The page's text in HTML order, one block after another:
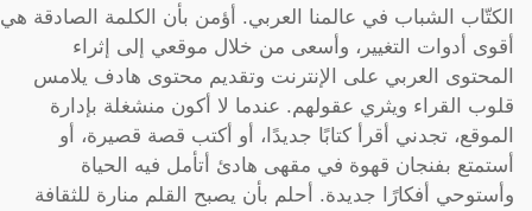
الكتّاب الشباب في عالمنا العربي. أؤمن بأن الكلمة الصادقة هي
أقوى أدوات التغيير، وأسعى من خلال موقعي إلى إثراء
المحتوى العربي على الإنترنت وتقديم محتوى هادف يلامس
قلوب القراء ويثري عقولهم. عندما لا أكون منشغلة بإدارة
الموقع، تجدني أقرأ كتابًا جديدًا، أو أكتب قصة قصيرة، أو
أستمتع بفنجان قهوة في مقهى هادئ أتأمل فيه الحياة
وأستوحي أفكارًا جديدة. أحلم بأن يصبح القلم منارة للثقافة